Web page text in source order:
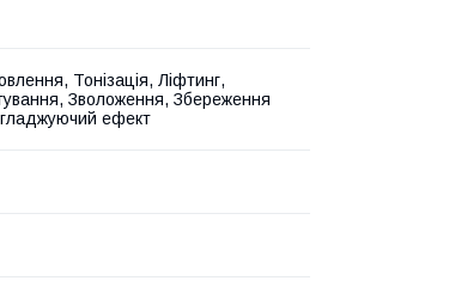
Тонізація, Ліфтинг,
Зволоження, Збереження
ефект